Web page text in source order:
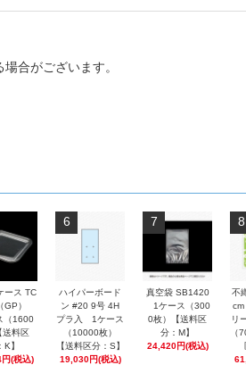
合がございます。
ース TC
GP）
（1600
送料区
K】
(税込)
6
ハイパーボード
ン #20 9号 4H
プラ入 1ケース
（10000枚）
【送料区分：S】
19,030円(税込)
7
真空袋 SB1420
1ケース（300
0枚）【送料区
分：M】
24,420円(税込)
8
不
cm
リ
（